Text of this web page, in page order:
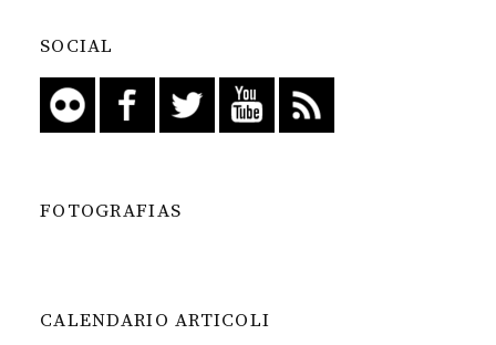
SOCIAL
FOTOGRAFIAS
CALENDARIO ARTICOLI